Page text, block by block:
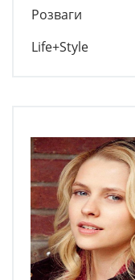
Розваги
Life+Style